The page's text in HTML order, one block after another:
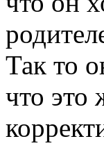
Так то
что это